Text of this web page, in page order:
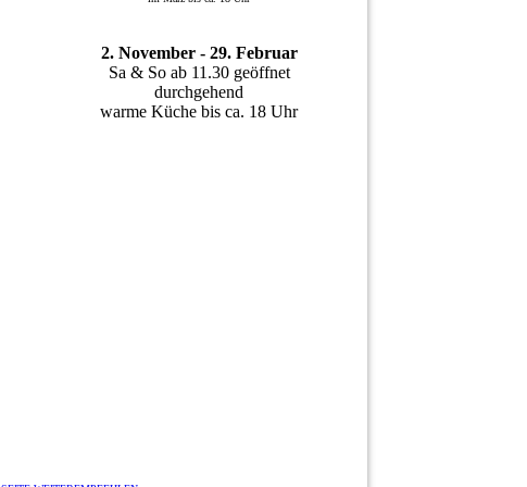
2. November - 29. Februar
Sa & So ab 11.30 geöffnet
durchgehend
warme Küche bis ca. 18 Uhr